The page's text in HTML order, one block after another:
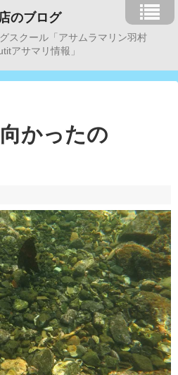
のブログ
スクール「アサムラマリン羽村
アサマリ情報」
かったの